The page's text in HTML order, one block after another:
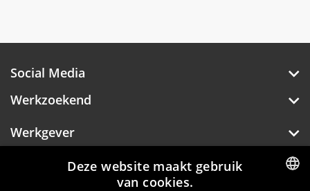
Social Media
Werkzoekend
Werkgever
Over Hotelprofessionals
Deze website maakt gebruik
van cookies.